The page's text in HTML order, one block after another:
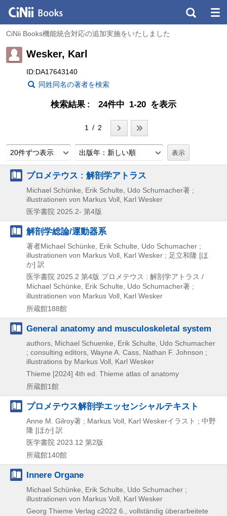
CiNii Books機能統合対応の追加実施をいたしました
Wesker, Karl
ID:DA17643140
同姓同名の著者を検索
検索結果 24件中 1-20 を表示
1 / 2
20件ずつ表示 出版年：新しい順
プロメテウス : 解剖学アトラス
Michael Schünke, Erik Schulte, Udo Schumacher著 ;
illustrationen von Markus Voll, Karl Wesker
医学書院 2025.2- 第4版
解剖学総論/運動器系
著者Michael Schünke, Erik Schulte, Udo Schumacher ;
illustrationen von Markus Voll, Karl Wesker ; 足立和隆 [ほ
か] 訳
医学書院 2025.2 第4版 プロメテウス : 解剖学アトラス /
Michael Schünke,
Erik Schulte,
Udo Schumacher著 ;
illustrationen von Markus Voll, Karl Wesker
所蔵館188館
General anatomy and musculoskeletal system
authors, Michael Schuenke, Erik Schulte, Udo Schumacher
; consulting editors, Wayne A. Cass, Nathan F. Johnson ;
illustrations by Markus Voll, Karl Wesker
Thieme [2024] 4th ed. Thieme atlas of anatomy
所蔵館1館
プロメテウス解剖学エッセンシャルテキスト
Anne M. Gilroy著 ; Markus Voll, Karl Weskerイラスト ; 中野
隆 [ほか] 訳
医学書院 2023.12 第2版
所蔵館140館
Innere Organe
Michael Schünke, Erik Schulte, Udo Schumacher ;
illustrationen von Markus Voll, Karl Wesker
Georg Thieme Verlag c2022 6., vollständig überarbeitete